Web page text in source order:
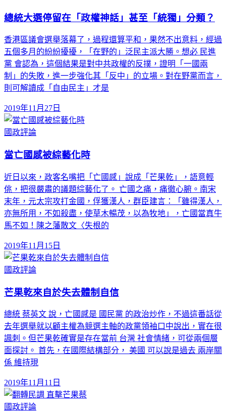
總統大選停留在「政權神話」甚至「統獨」分類？
香港區議會選舉落幕了，過程還算平和，果然不出意料，經過
五個多月的紛紛擾擾，「在野的」泛民主派大勝。想必 民進
黨 會認為，這個結果是對中共政權的反撲，證明「一國兩
制」的失敗，進一步強化其「反中」的立場。對在野黨而言，
則可解讀成「自由民主」才是
2019年11月27日
國政評論
當亡國感被綜藝化時
近日以來，政客名嘴把「亡國感」說成「芒果乾」，語意輕
佻，把很嚴肅的議題綜藝化了。 亡國之痛，痛徹心腑。南宋
末年，元太宗攻打金國，俘獲漢人，群臣建言：「雖得漢人，
亦無所用，不如殺盡，使草木暢茂，以為牧地」，亡國當真牛
馬不如！陳之藩散文〈失根的
2019年11月15日
國政評論
芒果乾來自於失去體制自信
總統 蔡英文 說，亡國感是 國民黨 的政治炒作，不過這番話從
去年選舉就以顧主權為競選主軸的政黨領袖口中說出，實在很
諷刺。但芒果乾確實是存在當前 台灣 社會情緒，可從兩個層
面探討。 首先，在國際結構部分， 美國 可以說是過去 兩岸關
係 維持現
2019年11月11日
國政評論